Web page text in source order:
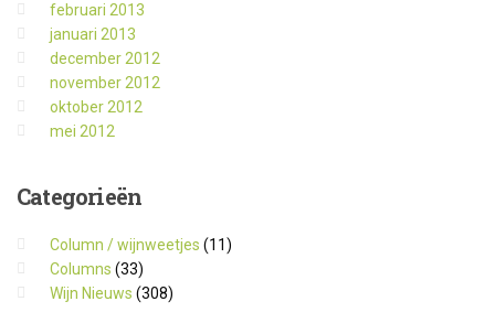
februari 2013
januari 2013
december 2012
november 2012
oktober 2012
mei 2012
Categorieën
Column / wijnweetjes (11)
Columns (33)
Wijn Nieuws (308)